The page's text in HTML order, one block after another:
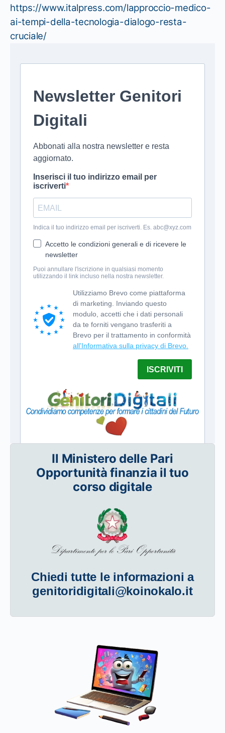
https://www.italpress.com/lapproccio-medico-
ai-tempi-della-tecnologia-dialogo-resta-
cruciale/
Il Ministero delle Pari
Opportunità finanzia il tuo
corso digitale
Chiedi tutte le informazioni a
genitoridigitali@koinokalo.it